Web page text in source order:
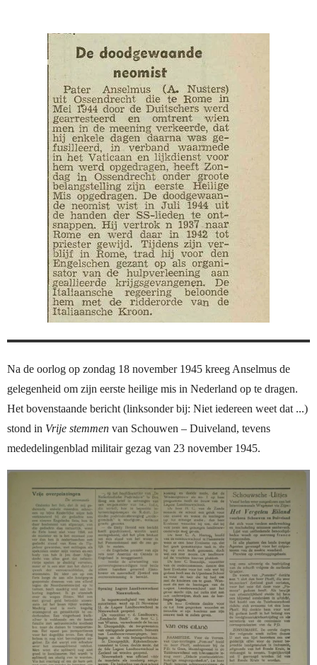
Na de oorlog op zondag 18 november 1945 kreeg Anselmus de
gelegenheid om zijn eerste heilige mis in Nederland op te dragen.
Het bovenstaande bericht (linksonder bij: Niet iedereen weet dat ...)
stond in Vrije stemmen van Schouwen – Duiveland, tevens
mededelingenblad militair gezag van 23 november 1945.